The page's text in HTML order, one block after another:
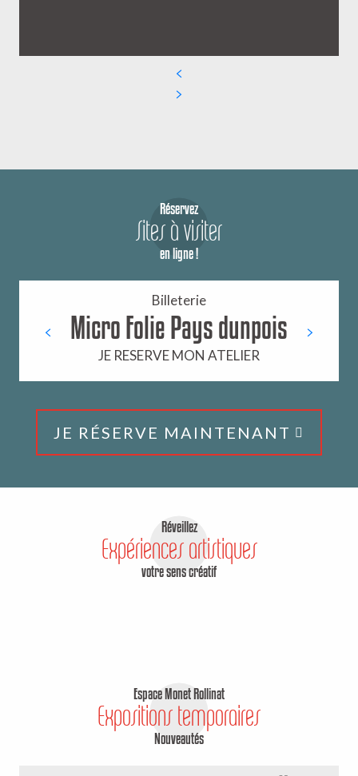
Réservez
Sites à visiter
en ligne !
Billeterie
Micro Folie Pays dunpois
JE RESERVE MON ATELIER
JE RÉSERVE MAINTENANT
Réveillez
Expériences artistiques
votre sens créatif
Ateliers, stages et vie culturelle
Espace Monet Rollinat
Expositions temporaires
Nouveautés